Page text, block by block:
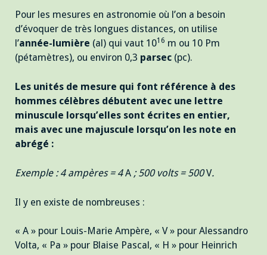
Pour les mesures en astronomie où l’on a besoin
d’évoquer de très longues distances, on utilise
l’année-lumière (al) qui vaut 1016 m ou 10 Pm
(pétamètres), ou environ 0,3 parsec (pc).
Les unités de mesure qui font référence à des
hommes célèbres débutent avec une lettre
minuscule lorsqu’elles sont écrites en entier,
mais avec une majuscule lorsqu’on les note en
abrégé :
Exemple : 4 ampères = 4A ; 500 volts = 500V.
Il y en existe de nombreuses :
« A » pour Louis-Marie Ampère, « V » pour Alessandro
Volta, « Pa » pour Blaise Pascal, « H » pour Heinrich